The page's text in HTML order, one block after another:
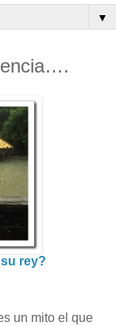
▼
rey?
un mito el que